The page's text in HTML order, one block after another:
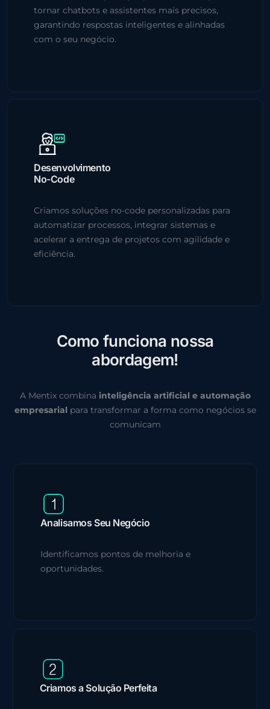
tornar chatbots e assistentes mais precisos,
garantindo respostas inteligentes e alinhadas
com o seu negócio.
Desenvolvimento
No-Code
Criamos soluções no-code personalizadas para
automatizar processos, integrar sistemas e
acelerar a entrega de projetos com agilidade e
eficiência.
Como funciona nossa
abordagem!
A Mentix combina inteligência artificial e automação
empresarial para transformar a forma como negócios se
comunicam
Analisamos Seu Negócio
Identificamos pontos de melhoria e
oportunidades.
Criamos a Solução Perfeita